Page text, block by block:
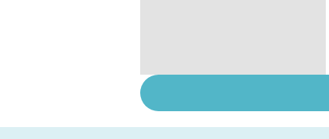
bonnes résolutions